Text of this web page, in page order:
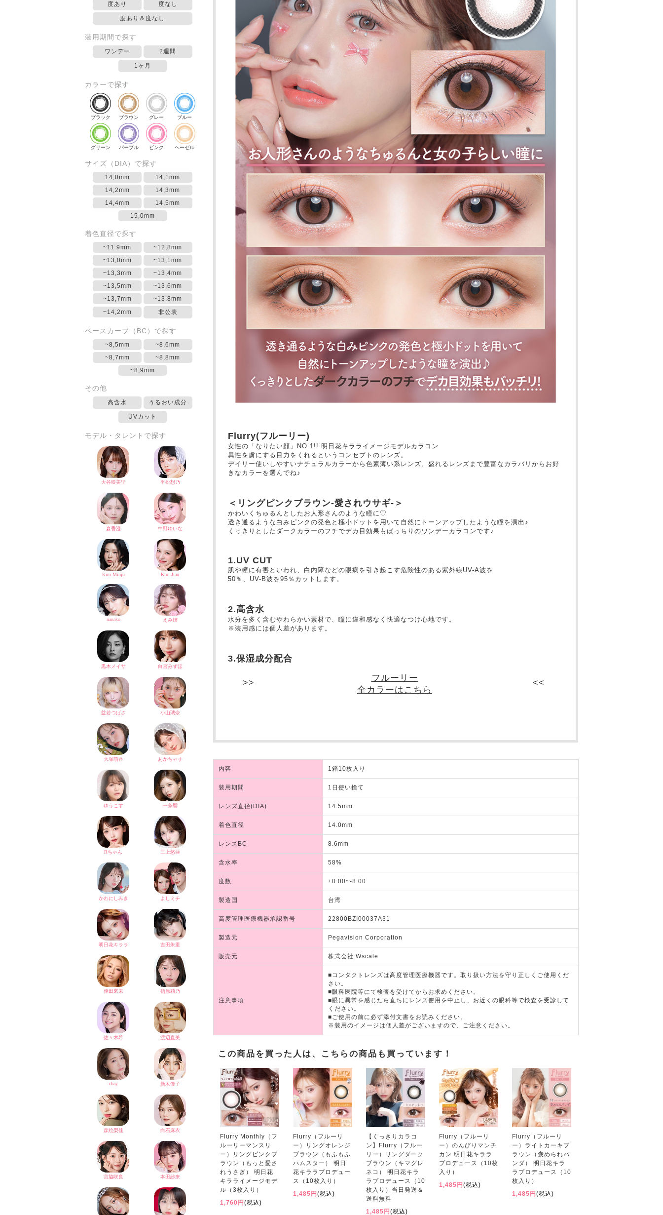
度あり 度なし
度あり＆度なし
装用期間で探す
ワンデー 2週間
1ヶ月
カラーで探す
ブラック ブラウン グレー ブルー
グリーン パープル ピンク ヘーゼル
サイズ（DIA）で探す
14,0mm
14,1mm
14,2mm
14,3mm
14,4mm
14,5mm
15,0mm
着色直径で探す
~11.9mm
~12,8mm
~13,0mm
~13,1mm
~13,3mm
~13,4mm
~13,5mm
~13,6mm
~13,7mm
~13,8mm
~14,2mm
非公表
ベースカーブ（BC）で探す
~8,5mm
~8,6mm
~8,7mm
~8,8mm
~8,9mm
その他
高含水 うるおい成分
UVカット
モデル・タレントで探す Flurry(フルーリー)
女性の「なりたい顔」NO.1!! 明日花キラライメージモデルカラコン
異性を虜にする目力をくれるというコンセプトのレンズ。
デイリー使いしやすいナチュラルカラーから色素薄い系レンズ、盛れるレンズまで豊富なカラバリからお好
きなカラーを選んでね♪
＜リングピンクブラウン-愛されウサギ-＞
かわいくちゅるんとしたお人形さんのような瞳に♡
透き通るような白みピンクの発色と極小ドットを用いて自然にトーンアップしたような瞳を演出♪
くっきりとしたダークカラーのフチでデカ目効果もばっちりのワンデーカラコンです♪
1.UV CUT
肌や瞳に有害といわれ、白内障などの眼病を引き起こす危険性のある紫外線UV-A波を
50％、UV-B波を95％カットします。
2.高含水
水分を多く含むやわらかい素材で、瞳に違和感なく快適なつけ心地です。
※装用感には個人差があります。
3.保湿成分配合
フルーリー
全カラーはこちら
内容 1箱10枚入り
装用期間 1日使い捨て
レンズ直径(DIA) 14.5mm
着色直径 14.0mm
レンズBC 8.6mm
含水率 58%
度数 ±0.00~-8.00
製造国 台湾
高度管理医療機器承認番号 22800BZI00037A31
製造元 Pegavision Corporation
販売元 株式会社 Wscale
注意事項
■コンタクトレンズは高度管理医療機器です。取り扱い方法を守り正しくご使用くだ
さい。
■眼科医院等にて検査を受けてからお求めください。
■眼に異常を感じたら直ちにレンズ使用を中止し、お近くの眼科等で検査を受診して
ください。
■ご使用の前に必ず添付文書をお読みください。
※装用のイメージは個人差がございますので、ご注意ください。
この商品を買った人は、こちらの商品も買っています！
Flurry Monthly（フ
ルーリーマンスリ
ー）リングピンクブ
ラウン（もっと愛さ
れうさぎ） 明日花
キラライメージモデ
ル（3枚入り）
1,760円(税込)
Flurry（フルーリ
ー）リングオレンジ
ブラウン（もふもふ
ハムスター） 明日
花キララプロデュー
ス（10枚入り）
1,485円(税込)
【くっきりカラコ
ン】Flurry（フルー
リー）リングダーク
ブラウン（キマグレ
ネコ） 明日花キラ
ラプロデュース（10
枚入り）当日発送＆
送料無料
1,485円(税込)
Flurry（フルーリ
ー）のんびりマンチ
カン 明日花キララ
プロデュース（10枚
入り）
1,485円(税込)
Flurry（フルーリ
ー）ライトカーキブ
ラウン（褒められパ
ンダ） 明日花キラ
ラプロデュース（10
枚入り）
1,485円(税込)